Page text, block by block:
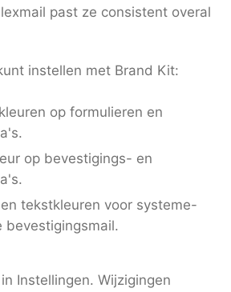
past ze consistent overal
instellen met Brand Kit:
op formulieren en
op bevestigings- en
tekstkleuren voor systeme-
bevestigingsmail.
Instellingen. Wijzigingen